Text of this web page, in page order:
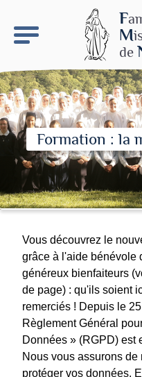
F
M
de
Formation : la
Vous découvrez le
grâce à l'aide bénévole
généreux bienfaiteurs
de page) : qu'ils soient
remerciés ! Depuis le
Règlement Général
Données » (RGPD) est
Nous vous assurons de
protéger vos données.